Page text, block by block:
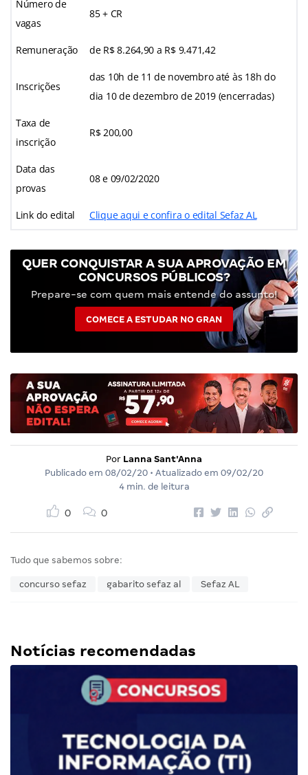
Número de
vagas
85 + CR
Remuneração de R$ 8.264,90 a R$ 9.471,42
Inscrições
das 10h de 11 de novembro até às 18h do
dia 10 de dezembro de 2019 (encerradas)
Taxa de
inscrição
R$ 200,00
Data das
provas
08 e 09/02/2020
Link do edital Clique aqui e confira o edital Sefaz AL
QUER CONQUISTAR A SUA APROVAÇÃO EM
CONCURSOS PÚBLICOS?
Prepare-se com quem mais entende do assunto!
COMECE A ESTUDAR NO GRAN
Por Lanna Sant'Anna
Publicado em 08/02/20 • Atualizado em 09/02/20
4 min. de leitura
0 0
Tudo que sabemos sobre:
concurso sefaz gabarito sefaz al Sefaz AL
Notícias recomendadas